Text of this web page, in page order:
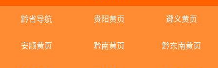
黔省导航 贵阳黄页 遵义黄页
安顺黄页 黔南黄页 黔东南黄页